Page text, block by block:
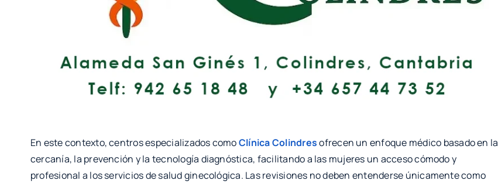
En este contexto, centros especializados comoClínica Colindresofrecen un enfoque médico basado en la
cercanía, la prevención y la tecnología diagnóstica, facilitando a las mujeres un acceso cómodo y
profesional a los servicios de salud ginecológica. Las revisiones no deben entenderse únicamente como